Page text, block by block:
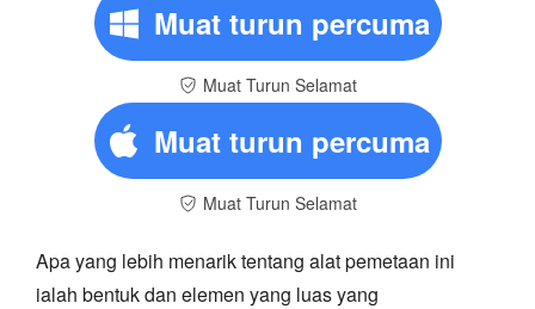
Muat turun percuma
Muat Turun Selamat
Muat turun percuma
Muat Turun Selamat
Apa yang lebih menarik tentang alat pemetaan ini
ialah bentuk dan elemen yang luas yang